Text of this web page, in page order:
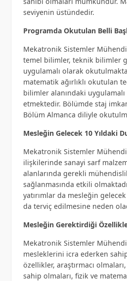
seviyenin üstündedir.
Programda Okutulan Belli
Mekatronik Sistemler
temel bilimler, teknik bilimler
uygulamalı olarak
matematik ağırlıklı okutulan
bilimler alanındaki
etmektedir. Bölümde staj
Bölüm Almanca diliyle
Mesleğin Gelecek 10 Yıldaki
Mekatronik Sistemler
ilişkilerinde sanayi sarf
alanlarında gerekli
sağlanmasında etkili
yatırımlar da mesleğin
da terviç edilmesine neden
Mesleğin Gerektirdiği
Mekatronik Sistemler
mesleklerini icra ederken
özellikler, araştırmacı
sahip olmaları, fizik ve